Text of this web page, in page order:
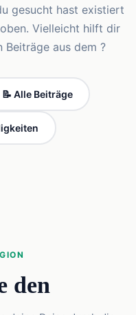
gesucht hast existiert
Vielleicht hilft dir
Beiträge aus dem ?
📝 Alle Beiträge
den